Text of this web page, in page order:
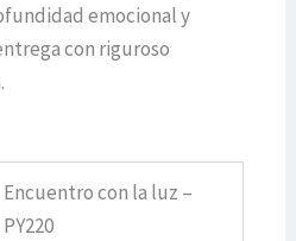
emocional y
con riguroso
Encuentro con la luz –
PY220